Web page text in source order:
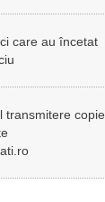
care au încetat
transmitere copie